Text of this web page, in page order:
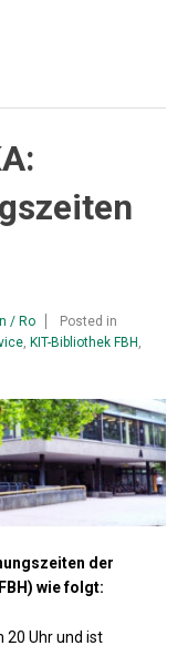
/ Ro
Posted in
KIT-Bibliothek FBH
der
wie folgt:
20 Uhr und ist